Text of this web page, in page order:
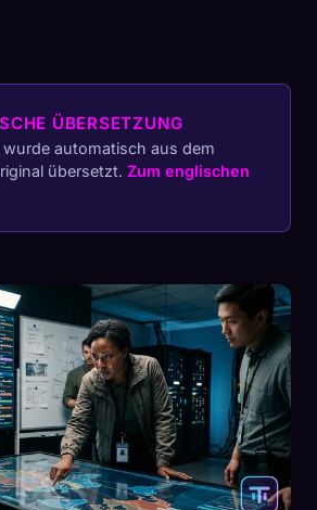
ÜBERSETZUNG
wurde automatisch aus dem
übersetzt. Zum englischen